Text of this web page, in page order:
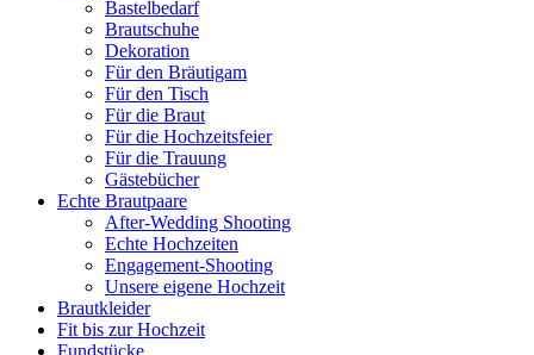
Bastelbedarf
Brautschuhe
Dekoration
Für den Bräutigam
Für den Tisch
Für die Braut
Für die Hochzeitsfeier
Für die Trauung
Gästebücher
Echte Brautpaare
After-Wedding Shooting
Echte Hochzeiten
Engagement-Shooting
Unsere eigene Hochzeit
Brautkleider
Fit bis zur Hochzeit